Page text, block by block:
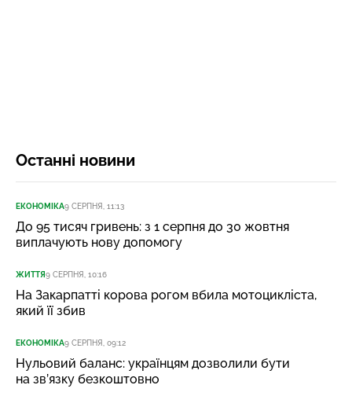
Останні новини
ЕКОНОМІКА9 СЕРПНЯ, 11:13
До 95 тисяч гривень: з 1 серпня до 30 жовтня
виплачують нову допомогу
ЖИТТЯ9 СЕРПНЯ, 10:16
На Закарпатті корова рогом вбила мотоцикліста,
який її збив
ЕКОНОМІКА9 СЕРПНЯ, 09:12
Нульовий баланс: українцям дозволили бути
на зв’язку безкоштовно